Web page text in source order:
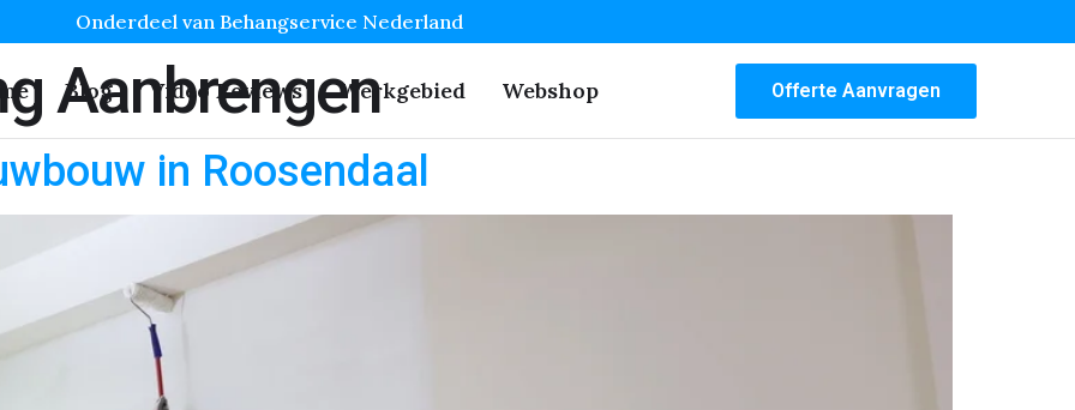
Onderdeel van Behangservice Nederland
Blog Video Reviews Werkgebied Webshop Offerte Aanvragen
Aanbrengen
in Roosendaal